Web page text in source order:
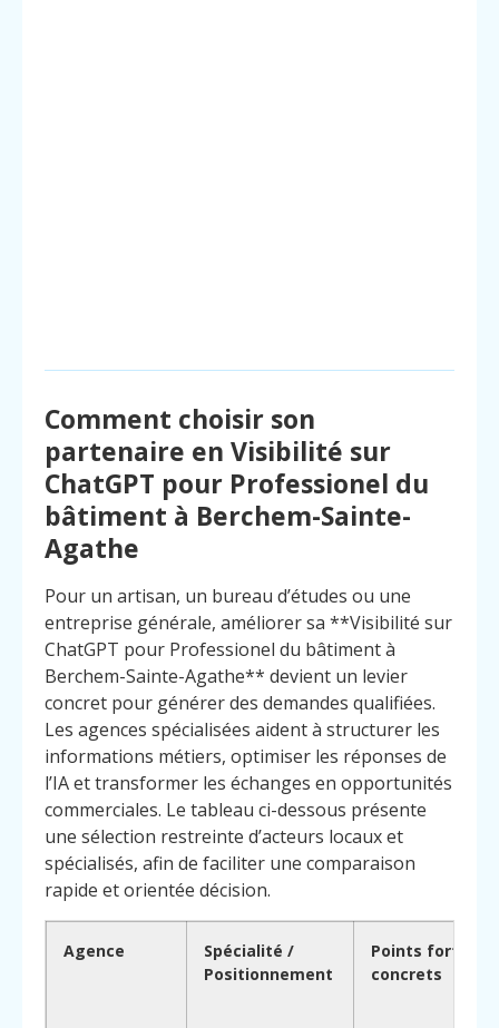
Comment choisir son
partenaire en Visibilité sur
ChatGPT pour Professionel du
bâtiment à Berchem-Sainte-
Agathe
Pour un artisan, un bureau d’études ou une
entreprise générale, améliorer sa **Visibilité sur
ChatGPT pour Professionel du bâtiment à
Berchem-Sainte-Agathe** devient un levier
concret pour générer des demandes qualifiées.
Les agences spécialisées aident à structurer les
informations métiers, optimiser les réponses de
l’IA et transformer les échanges en opportunités
commerciales. Le tableau ci-dessous présente
une sélection restreinte d’acteurs locaux et
spécialisés, afin de faciliter une comparaison
rapide et orientée décision.
Agence
Spécialité /
Positionnement
Points forts
concrets